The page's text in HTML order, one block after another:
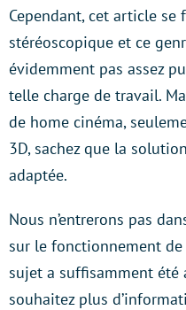
Cependant, cet article
stéréoscopique et ce
évidemment pas assez
telle charge de travail.
de home cinéma,
3D, sachez que la
adaptée.
Nous n’entrerons pas
sur le fonctionnement
sujet a suffisamment été
souhaitez plus